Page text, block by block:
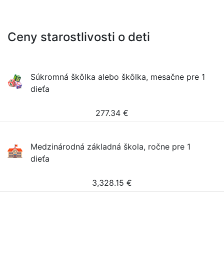
Ceny starostlivosti o deti
Súkromná škôlka alebo škôlka, mesačne pre 1
dieťa
277.34 €
Medzinárodná základná škola, ročne pre 1
dieťa
3,328.15 €